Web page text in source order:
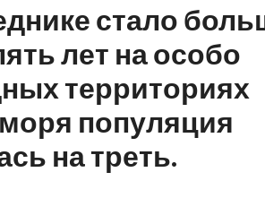
стало
лет на особо
территориях
популяция
на треть.